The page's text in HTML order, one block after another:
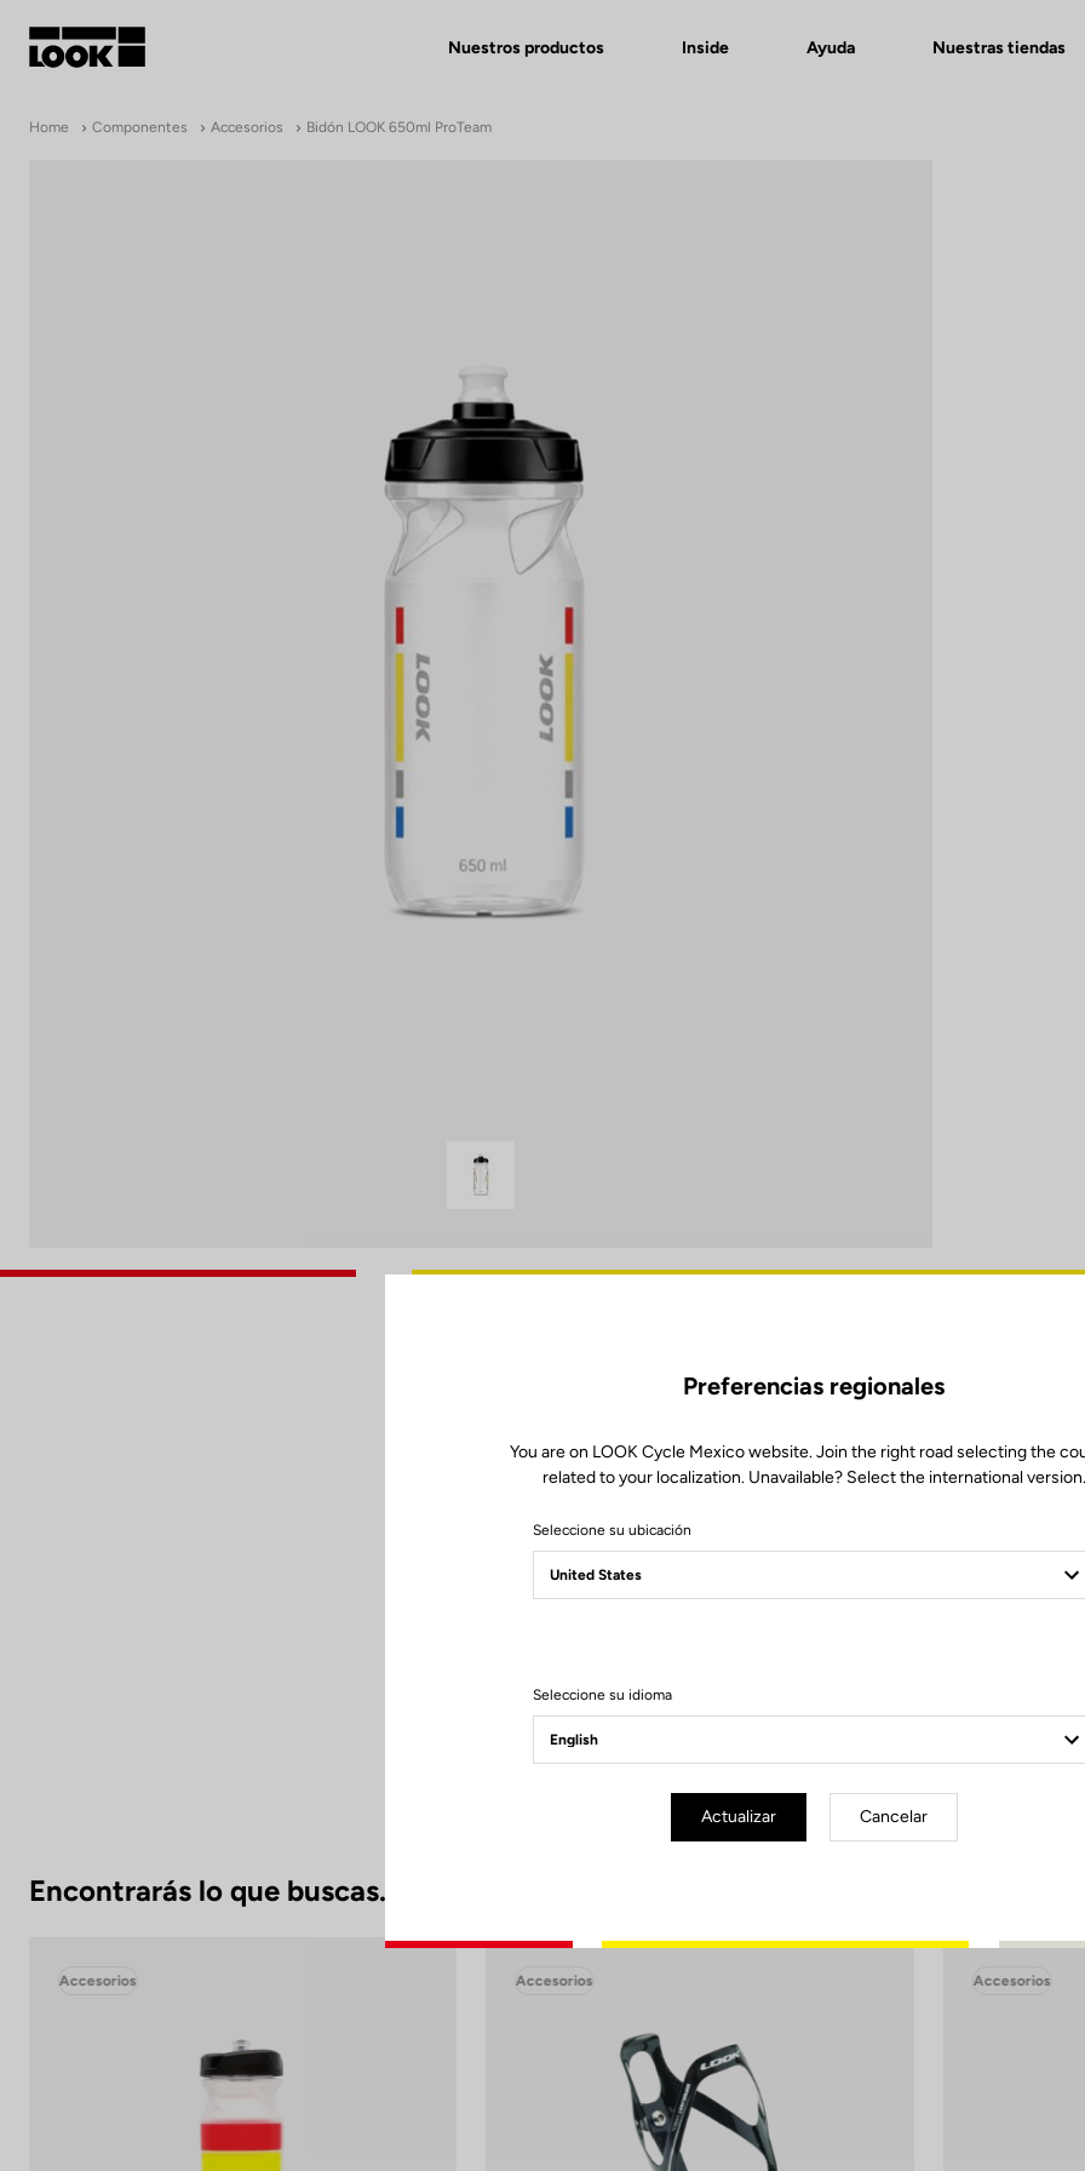
Nuestros productos Inside Ayuda Nuestras tiendas
Home Componentes Accesorios Bidón LOOK 650ml ProTeam
¿Cómo cuidar tu bidón?
Después de cada uso, aclara cuidadosamente el bidón y sus componentes,
isotónicas. Una limpieza regular con detergente para vajilla y un cepillo adecuado
Encontrarás lo que buscas.
Accesorios Accesorios Accesorios
Preferencias regionales
You are on LOOK Cycle Mexico website. Join the right road selecting the
related to your localization. Unavailable? Select the international version.
Seleccione su ubicación
Seleccione su idioma
Actualizar Cancelar